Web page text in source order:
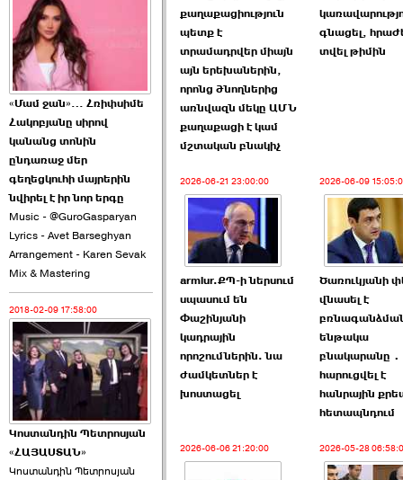
2026-06-21 23:00:00
armlur.ՔՊ-ի ներսում
սպասում են ›››
2026-06-10 22:55:00
Ուշքի չենք գալիս այն
խայտառակ ›››
2026-06-09 15:05:00
«Մամ ջան»… Հռիփսիմե
Հակոբյանը սիրով
կանանց տոնին
ընդառաջ մեր
գեղեցկուհի մայրերին
նվիրել է իր նոր երգը
Music - @GuroGasparyan
Lyrics - Avet Barseghyan
Arrangement - Karen Sevak
Mix & Mastering
2018-02-09 17:58:00
Կոստանդին Պետրոսյան
«ՀԱՅԱՍՏԱՆ»
Կոստանդին Պետրոսյան
քաղաքացիություն
պետք է
տրամադրվեր միայն
այն երեխաներին,
որոնց ծնողներից
առնվազն մեկը ԱՄՆ
քաղաքացի է կամ
մշտական բնակիչ
գնացել,
տվել թիմին
2026-06-21 23:00:00
armlur.ՔՊ-ի ներսում
սպասում են
Փաշինյանի
կադրային
որոշումներին. նա
ժամկետներ է
խոստացել
2026-06-09
Ծառուկյանի
վնասել է
ենթակա
բնակարանը․
հարուցվել է
հանրային
հետապնդում
2026-06-06 21:20:00 2026-05-28